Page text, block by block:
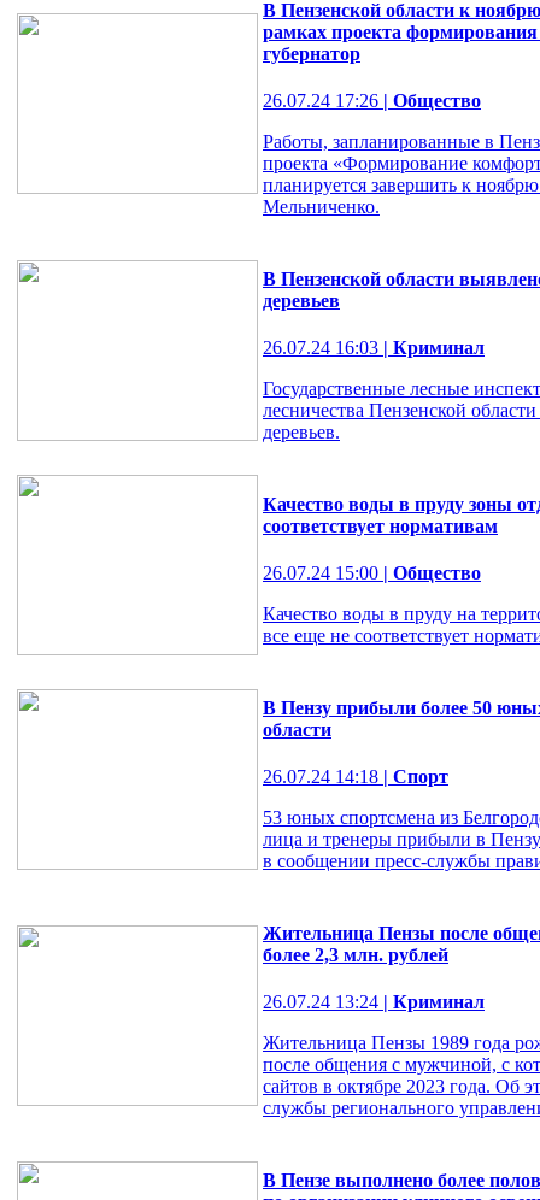
В Пензенской области к
рамках проекта
губернатор
26.07.24 17:26 | Общество
Работы, запланированные в
проекта «Формирование
планируется завершить к
Мельниченко.
В Пензенской области
деревьев
26.07.24 16:03 | Криминал
Государственные лесные
лесничества Пензенской
деревьев.
Качество воды в пруду зоны
соответствует нормативам
26.07.24 15:00 | Общество
Качество воды в пруду на
все еще не соответствует
В Пензу прибыли более 50
области
26.07.24 14:18 | Спорт
53 юных спортсмена из
лица и тренеры прибыли в
в сообщении пресс-службы
Жительница Пензы после
более 2,3 млн. рублей
26.07.24 13:24 | Криминал
Жительница Пензы 1989 года
после общения с мужчиной, с
сайтов в октябре 2023 года. Об
службы регионального
В Пензе выполнено более